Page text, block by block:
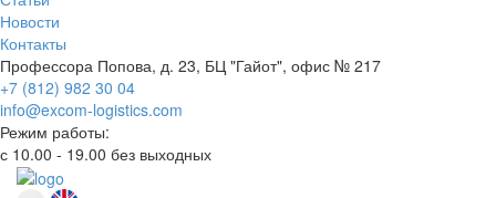
Новости
Контакты
Профессора Попова, д. 23, БЦ "Гайот", офис № 217
+7 (812) 982 30 04
info@excom-logistics.com
Режим работы:
с 10.00 - 19.00 без выходных